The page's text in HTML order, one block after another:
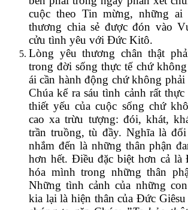
cuộc theo Tin mừng, những ai
thương chia sẻ được đón vào
cửu tình yêu với Đức Kitô.
Lòng yêu thương chân thật
trong đời sống thực tế chứ
ái cần hành động chứ không
Chúa kể ra sáu tình cảnh rất
thiết yếu của cuộc sống chứ
cao xa trừu tượng: đói, khát,
trần truồng, tù đầy. Nghĩa là
nhắm đến là những thân phận
hơn hết. Điều đặc biệt hơn cả là
hóa mình trong những thân
Những tình cảnh của những
kia lại là hiện thân của Đức